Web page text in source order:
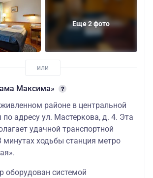
Еще 2 фото
Максима»
районе в центральной
адресу ул. Мастеркова, д. 4. Эта
удачной транспортной
минутах ходьбы станция метро
оборудован системой